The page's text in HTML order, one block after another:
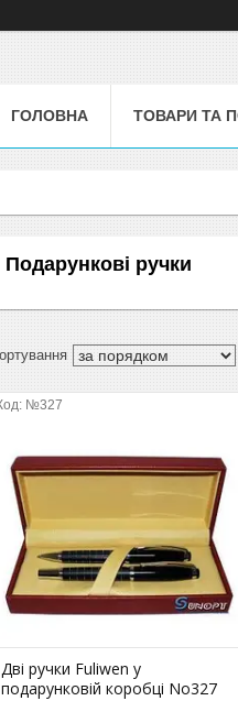
ГОЛОВНА ТОВАРИ ТА
Подарункові ручки
№327
Дві ручки Fuliwen у
подарунковій коробці No327